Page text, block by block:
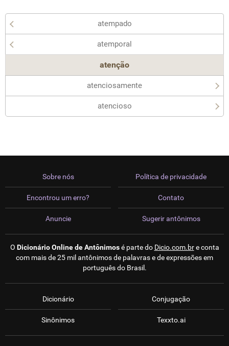
atempado
atemporal
atenção
atenciosamente
atencioso
Sobre nós
Encontrou um erro?
Anuncie
Política de privacidade
Contato
Sugerir antônimos
O Dicionário Online de Antônimosé parte do Dicio.com.bre conta
com mais de 25 mil antônimos de palavras e de expressões em
português do Brasil.
Dicionário
Sinônimos
Conjugação
Texxto.ai